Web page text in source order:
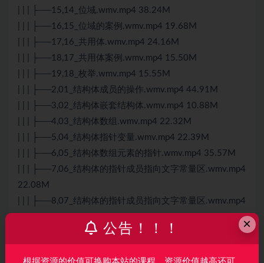
| | | ├──15,14_位域.wmv.mp4 38.24M
| | | ├──16,15_位域的案例.wmv.mp4 19.68M
| | | ├──17,16_共用体.wmv.mp4 24.16M
| | | ├──18,17_共用体案例.wmv.mp4 15.50M
| | | ├──19,18_枚举.wmv.mp4 15.55M
| | | ├──2,01_结构体成员的操作.wmv.mp4 44.91M
| | | ├──3,02_结构体嵌套结构体.wmv.mp4 10.88M
| | | ├──4,03_结构体数组.wmv.mp4 22.32M
| | | ├──5,04_结构体指针变量.wmv.mp4 22.39M
| | | ├──6,05_结构体数组元素的指针.wmv.mp4 35.57M
| | | ├──7,06_结构体的指针成员指向文字常量区.wmv.mp4
22.08M
| | | ├──8,07_结构体的指针成员指向文字常量区.wmv.mp4
| | | └──9,08_指针作为结构体成员容易造成浅拷
×
公告！！！